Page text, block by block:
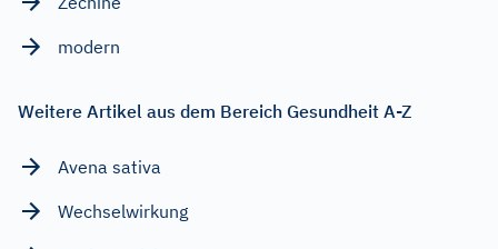
modern
Weitere Artikel aus dem Bereich Gesundheit A-Z
Avena sativa
Wechselwirkung